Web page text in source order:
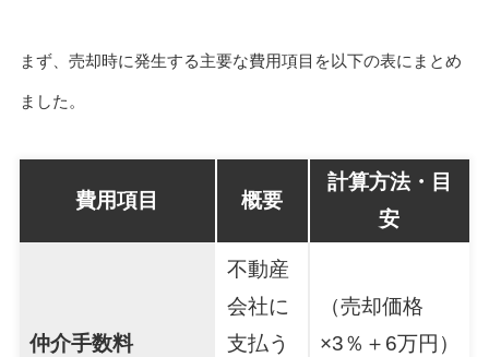
まず、売却時に発生する主要な費用項目を以下の表にまとめ
ました。
費用項目 概要
計算方法・目
安
仲介手数料
不動産
会社に
支払う
（売却価格
×3％＋6万円）